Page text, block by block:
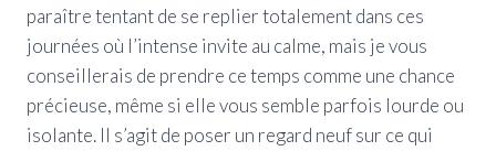
paraître tentant de se replier totalement dans ces
journées où l’intense invite au calme, mais je vous
conseillerais de prendre ce temps comme une chance
précieuse, même si elle vous semble parfois lourde ou
isolante. Il s’agit de poser un regard neuf sur ce qui